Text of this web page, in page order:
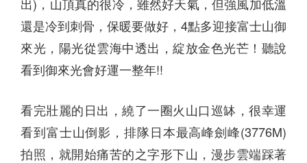
還是冷到刺骨，保暖要做好，4點多迎接富士山御
來光，陽光從雲海中透出，綻放金色光芒！聽說
看到御來光會好運一整年!!
看完壯麗的日出，繞了一圈火山口巡缽，很幸運
看到富士山倒影，排隊日本最高峰劍峰(3776M)
拍照，就開始痛苦的之字形下山，漫步雲端踩著